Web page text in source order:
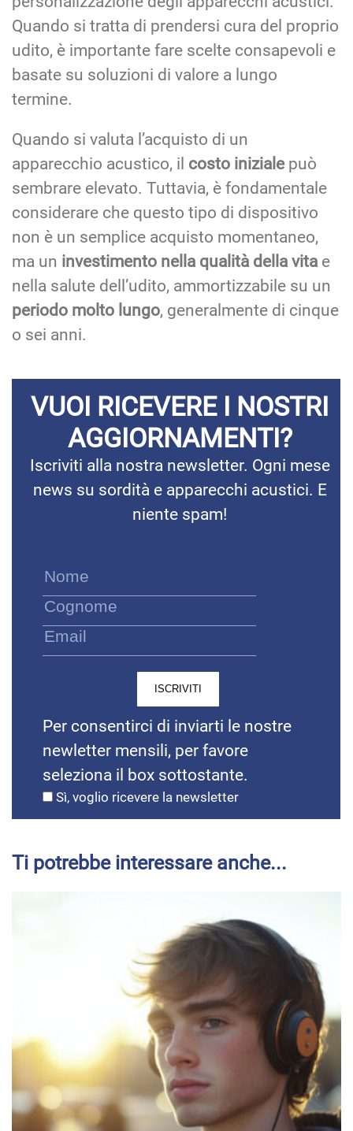
Quando si tratta di prendersi cura del proprio
udito, è importante fare scelte consapevoli e
basate su soluzioni di valore a lungo
termine.
Quando si valuta l’acquisto di un
apparecchio acustico, il costo inizialepuò
sembrare elevato. Tuttavia, è fondamentale
considerare che questo tipo di dispositivo
non è un semplice acquisto momentaneo,
ma un investimento nella qualità della vita e
nella salute dell’udito, ammortizzabile su un
periodo molto lungo, generalmente di cinque
o sei anni.
VUOI RICEVERE I NOSTRI
AGGIORNAMENTI?
Iscriviti alla nostra newsletter. Ogni mese
news su sordità e apparecchi acustici. E
niente spam!
Per consentirci di inviarti le nostre
newletter mensili, per favore
seleziona il box sottostante.
Sì, voglio ricevere la newsletter
Ti potrebbe interessare anche...